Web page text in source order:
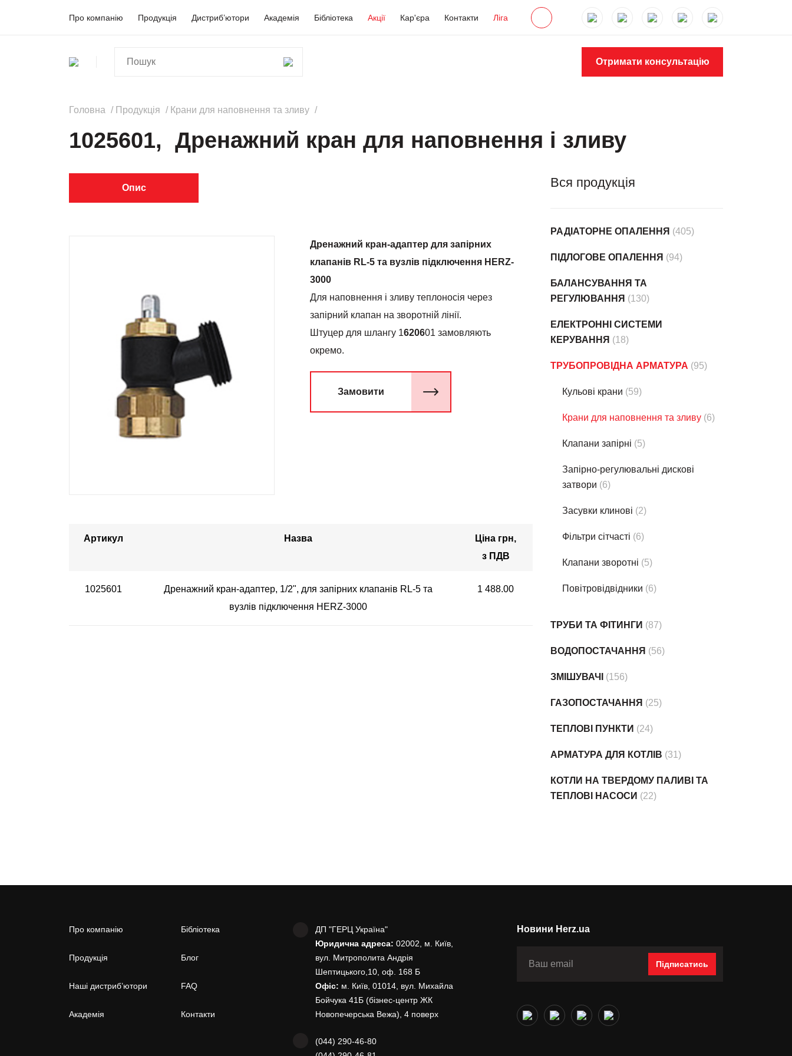
Про компанію Продукція Дистриб’ютори Академія Бібліотека Акції Кар'єра Контакти Ліга
Отримати консультацію
Головна Продукція Крани для наповнення та зливу
1025601, Дренажний кран для наповнення і зливу
Опис
Дренажний кран-адаптер для запірних
клапанів RL-5 та вузлів підключення HERZ-
3000
Для наповнення і зливу теплоносія через
запірний клапан на зворотній лінії.
Штуцер для шлангу 1620601 замовляють
окремо.
Замовити
Артикул Назва
Ціна грн,
з ПДВ
1025601
Дренажний кран-адаптер, 1/2", для запірних клапанів RL-5 та
вузлів підключення HERZ-3000
1 488.00
Вся продукція
РАДІАТОРНЕ ОПАЛЕННЯ (405)
ПІДЛОГОВЕ ОПАЛЕННЯ (94)
БАЛАНСУВАННЯ ТА
РЕГУЛЮВАННЯ (130)
ЕЛЕКТРОННІ СИСТЕМИ
КЕРУВАННЯ (18)
ТРУБОПРОВІДНА АРМАТУРА (95)
Кульові крани (59)
Крани для наповнення та зливу (6)
Клапани запірні (5)
Запiрно-регулювальні дискові
затвори (6)
Засувки клинові (2)
Фільтри сітчасті (6)
Клапани зворотні (5)
Повітровідвідники (6)
ТРУБИ ТА ФІТИНГИ (87)
ВОДОПОСТАЧАННЯ (56)
ЗМІШУВАЧІ (156)
ГАЗОПОСТАЧАННЯ (25)
ТЕПЛОВІ ПУНКТИ (24)
АРМАТУРА ДЛЯ КОТЛІВ (31)
КОТЛИ НА ТВЕРДОМУ ПАЛИВІ ТА
ТЕПЛОВІ НАСОСИ (22)
Про компанію
Продукція
Наші дистриб’ютори
Академія
Бібліотека
Блог
FAQ
Контакти
ДП "ГЕРЦ Україна"
Юридична адреса: 02002, м. Київ,
вул. Митрополита Андрія
Шептицького,10, оф. 168 Б
Офіс: м. Київ, 01014, вул. Михайла
Бойчука 41Б (бізнес-центр ЖК
Новопечерська Вежа), 4 поверх
(044) 290-46-80
Новини Herz.ua
Підписатись